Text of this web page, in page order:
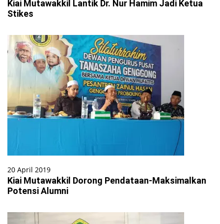
Kiai Mutawakkil Lantik Dr. Nur Hamim Jadi Ketua
Stikes
20 April 2019
Kiai Mutawakkil Dorong Pendataan-Maksimalkan
Potensi Alumni